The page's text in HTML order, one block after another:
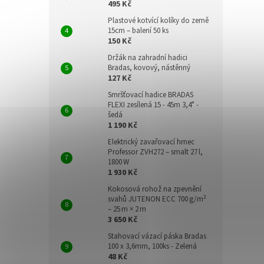
495 Kč
Plastové kotvící kolíky do země
15cm – balení 50 ks
150 Kč
Držák na zahradní hadici
Bradas, kovový, nástěnný
127 Kč
Smršťovací hadice BRADAS
FLEXI zesílená 15 - 45m 3,4" -
šedá
1 190 Kč
Elektrický zavařovací hrnec
Professor ZVH272 – smalt 27 l,
1800 W
1 930 Kč
Kokosová rohož na zpevnění
svahů JUTENON ECC 700 g/m²
– 25 m × 2 m
3 650 Kč
Stahovací vázací páska Bradas
100 x 3,6mm, 100ks - Zelená
48 Kč